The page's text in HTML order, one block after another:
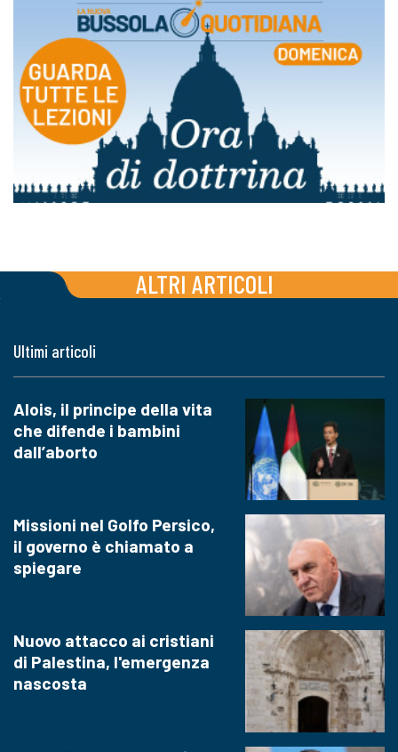
ALTRI ARTICOLI
Ultimi articoli
Alois, il principe della vita
che difende i bambini
dall’aborto
Missioni nel Golfo Persico,
il governo è chiamato a
spiegare
Nuovo attacco ai cristiani
di Palestina, l'emergenza
nascosta